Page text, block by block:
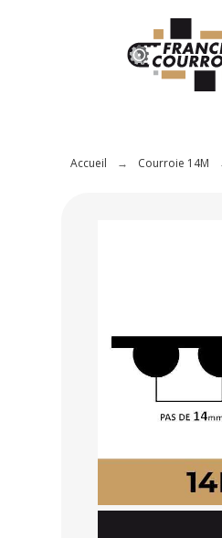
Accueil Courroie 14M